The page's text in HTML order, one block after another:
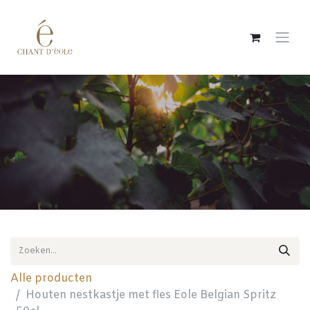
Alle producten
Houten nestkastje met fles Eole Belgian Spritz